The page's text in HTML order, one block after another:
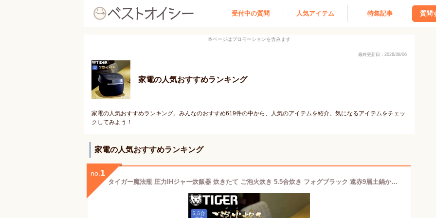
受付中の質問 人気アイテム 特集記事 質問
本ページはプロモーションを含みます
最終更新日：2026/08/06
家電の人気おすすめランキング
家電の人気おすすめランキング。みんなのおすすめ619件の中から、人気のアイテムを紹介。気になるアイテムをチェッ
クしてみよう！
家電の人気おすすめランキング
no. 1
タイガー魔法瓶 圧力IHジャー炊飯器 炊きたて ご泡火炊き 5.5合炊き フォグブラック 遠赤9層土鍋かまどコート釜 日本製 極みうま キッチン家電 ご飯 ごはん JPI-X100KX